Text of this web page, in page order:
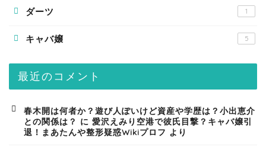
ダーツ 1
キャバ嬢 5
最近のコメント
春木開は何者か？遊び人ぽいけど資産や学歴は？小出恵介
との関係は？ に 愛沢えみり空港で彼氏目撃？キャバ嬢引
退！まあたんや整形疑惑Wikiプロフ より